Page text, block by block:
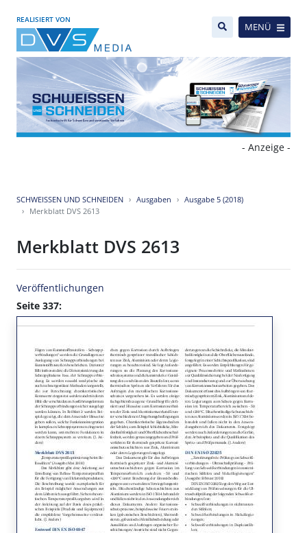
REALISIERT VON
MENÜ
- Anzeige -
SCHWEISSEN UND SCHNEIDEN Ausgaben
Ausgabe 5 (2018)
Merkblatt DVS 2613
Merkblatt DVS 2613
Veröffentlichungen
Seite 337: